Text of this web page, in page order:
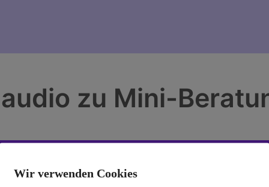
zu Mini-
Wir verwenden Cookies